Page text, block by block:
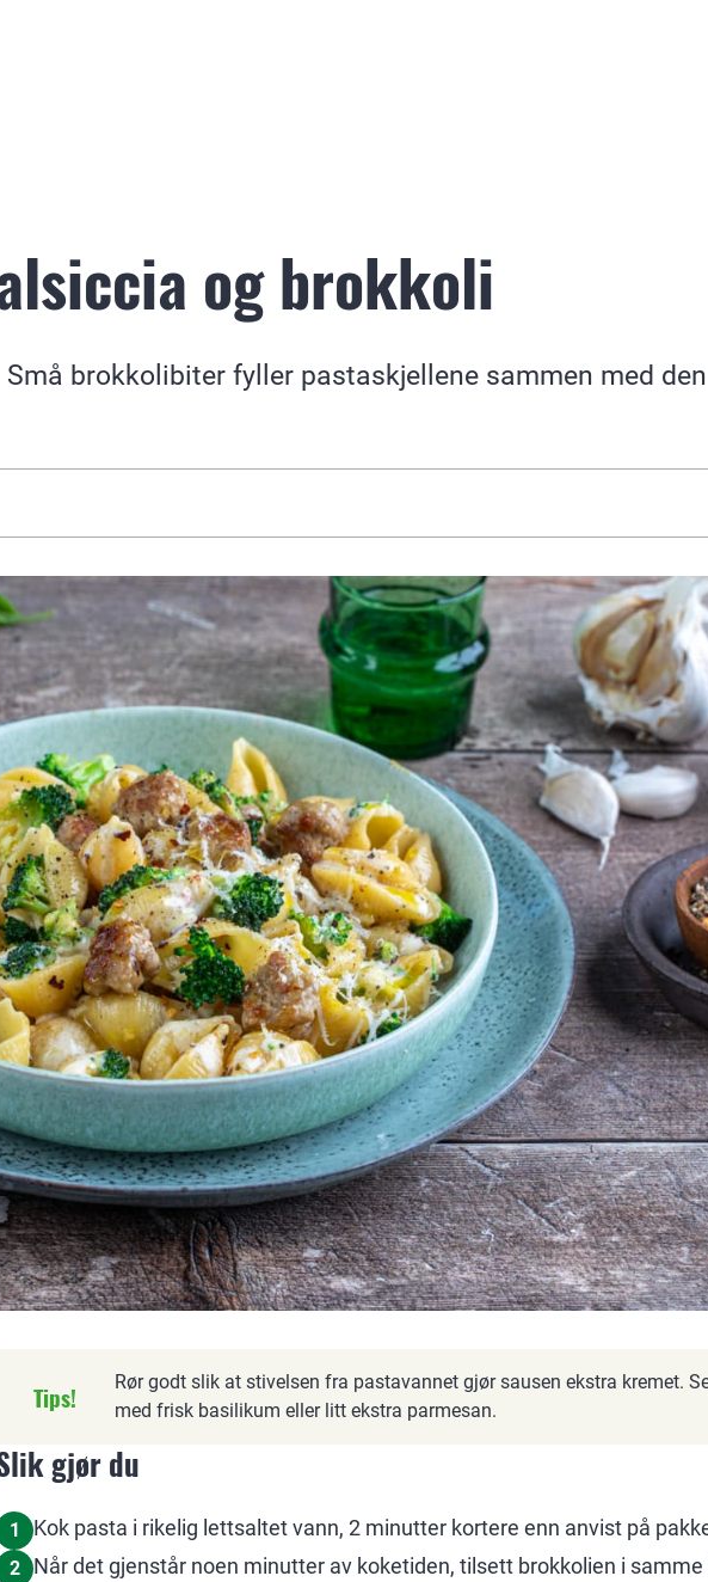
og brokkoli
brokkolibiter fyller pastaskjellene sammen med den
Tips!
Rør godt slik at stivelsen fra pastavannet gjør sausen ekstra kremet.
med frisk basilikum eller litt ekstra parmesan.
gjør du
1 Kok pasta i rikelig lettsaltet vann, 2 minutter kortere enn anvist på
2
Når det gjenstår noen minutter av koketiden, tilsett brokkolien i samme